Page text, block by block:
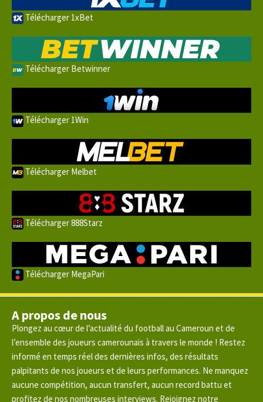
Télécharger 1xBet
Télécharger Betwinner
Télécharger 1Win
Télécharger Melbet
Télécharger 888Starz
Télécharger MegaPari
A propos de nous
Plongez au cœur de l’actualité du football au Cameroun et de
l’ensemble des joueurs camerounais à travers le monde ! Restez
informé en temps réel des dernières infos, des résultats
palpitants de nos joueurs et de leurs performances. Ne manquez
aucune compétition, aucun transfert, aucun record battu et
profitez de nos nombreuses interviews. Rejoignez notre